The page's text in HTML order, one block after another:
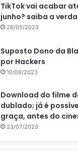
coloque 2 litros de
e acione o
que a limpeza será
máquina tenha um
no mais completo;
filtros e dispensers
os produtos, como
é tirá-los a
Se forem
fora da máquina,
TikTok vai acabar
junho? saiba a
26/05/2023
Suposto Dono da
por Hackers
10/06/2023
Download do filme
dublado; já é
graça, antes do
23/07/2023